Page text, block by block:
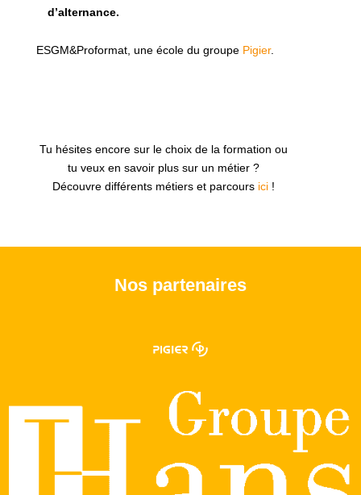
d’alternance.
ESGM&Proformat, une école du groupe Pigier.
Tu hésites encore sur le choix de la formation ou
tu veux en savoir plus sur un métier ?
Découvre différents métiers et parcours ici!
Nos partenaires